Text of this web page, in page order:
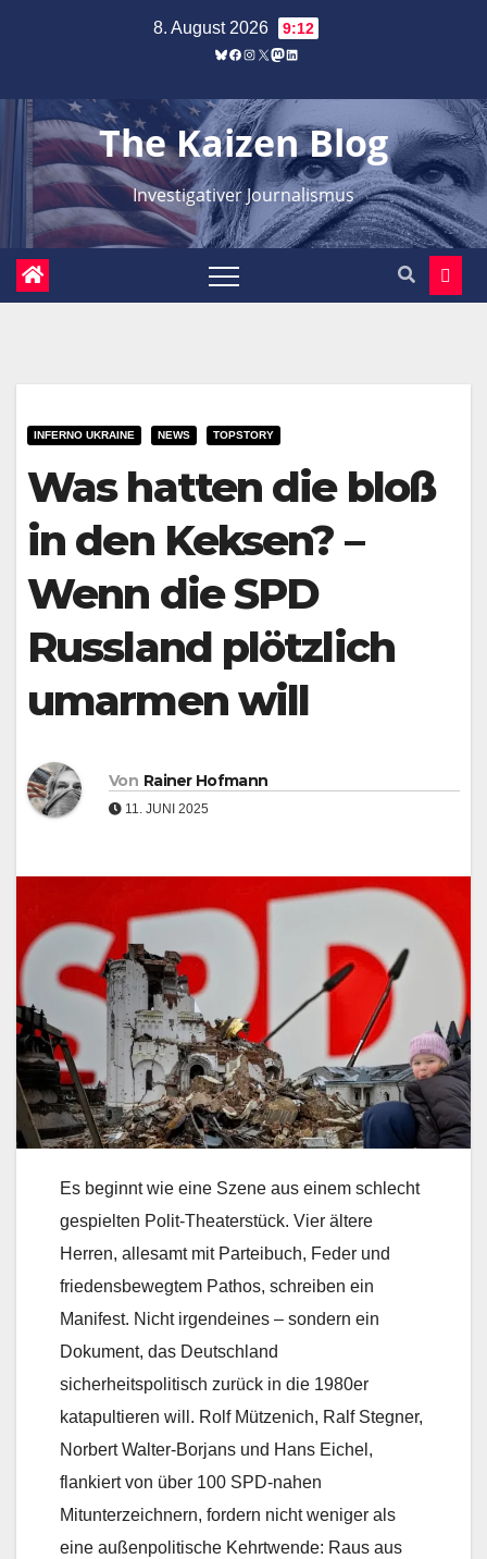
8. August 2026 9:12
Bluesky
Facebook
Instagram
X Mastodon
LinkedIn
The Kaizen Blog
Investigativer Journalismus
INFERNO UKRAINE NEWS TOPSTORY
Was hatten die bloß
in den Keksen? –
Wenn die SPD
Russland plötzlich
umarmen will
Von Rainer Hofmann
11. JUNI 2025
Es beginnt wie eine Szene aus einem schlecht
gespielten Polit-Theaterstück. Vier ältere
Herren, allesamt mit Parteibuch, Feder und
friedensbewegtem Pathos, schreiben ein
Manifest. Nicht irgendeines – sondern ein
Dokument, das Deutschland
sicherheitspolitisch zurück in die 1980er
katapultieren will. Rolf Mützenich, Ralf Stegner,
Norbert Walter-Borjans und Hans Eichel,
flankiert von über 100 SPD-nahen
Mitunterzeichnern, fordern nicht weniger als
eine außenpolitische Kehrtwende: Raus aus